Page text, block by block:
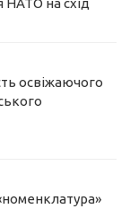
на схід
освіжаючого